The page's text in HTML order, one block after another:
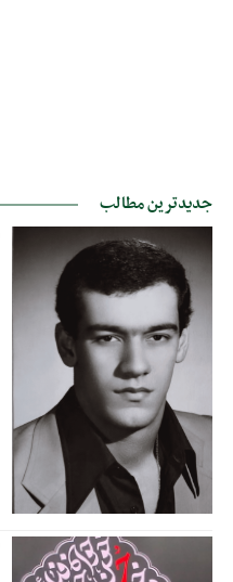
جدیدترین مطالب